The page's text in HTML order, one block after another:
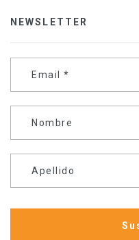
NEWSLETTER
Email *
Nombre
Apellido